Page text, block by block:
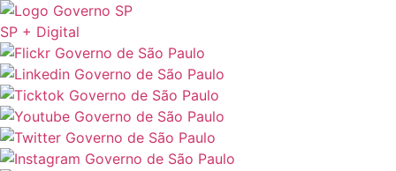
SP + Digital